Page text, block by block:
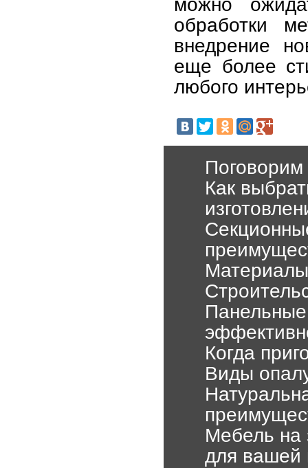
обработки
внедрение
еще более
любого
Поговорим
Как
Когда
Виды
Мебель на
для вашей